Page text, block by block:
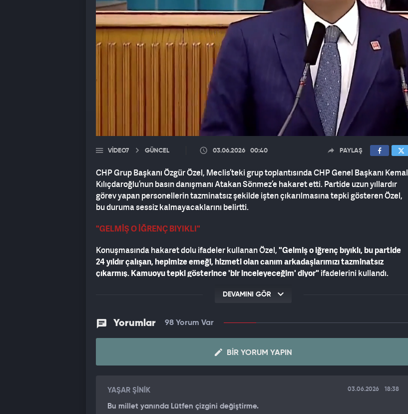
VIDEO7 GÜNCEL 03.06.2026 00:40 PAYLAŞ
CHP Grup Başkanı Özgür Özel, Meclis’teki grup toplantısında CHP Genel Başkanı Kemal
Kılıçdaroğlu’nun basın danışmanı Atakan Sönmez’e hakaret etti. Partide uzun yıllardır
görev yapan personellerin tazminatsız şekilde işten çıkarılmasına tepki gösteren Özel,
bu duruma sessiz kalmayacaklarını belirtti.
"GELMİŞ O İĞRENÇ BIYIKLI"
Konuşmasında hakaret dolu ifadeler kullanan Özel,"Gelmiş o iğrenç bıyıklı, bu partide
24 yıldır çalışan, hepimize emeği, hizmeti olan canım arkadaşlarımızı tazminatsız
çıkarmış. Kamuoyu tepki gösterince 'bir inceleyeceğim' diyor" ifadelerini kullandı.
SÖNMEZ: PARTİ MİLLETVEKİLİYLE POLEMİĞE GİRMEM
Özgür Özel'in sözlerine, Atakan Sönmez'den yanıt geldi. T24'e konuşan Atakan Sönmez,
Özel'e cevap vermeyeceğini söyledi. Sönmez,
Başkanı’nın basın danışmanıyım. Bir parti milletvekiliyle polemiğe girmem söz konusu
olamaz. Buna bir cevabım olmayacak."ifadelerini kullandı.
DEVAMINI GÖR
Yorumlar 98 Yorum Var
BIR YORUM YAPIN
YAŞAR ŞİNİK 03.06.2026 18:38
Bu millet yanında Lütfen çizgini değiştirme.